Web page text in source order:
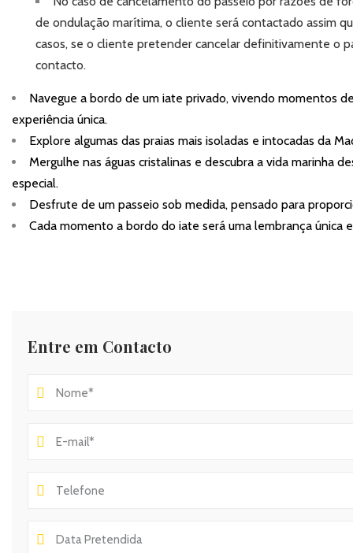
de ondulação marítima, o cliente será contactado assim
casos, se o cliente pretender cancelar definitivamente o
contacto.
Navegue a bordo de um iate privado, vivendo momentos
experiência única.
Explore algumas das praias mais isoladas e intocadas da
Mergulhe nas águas cristalinas e descubra a vida marinha
especial.
Desfrute de um passeio sob medida, pensado para
Cada momento a bordo do iate será uma lembrança única
Entre em Contacto